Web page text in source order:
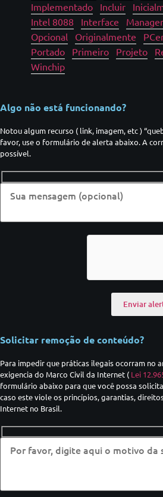
Implementado
Incluir
Intel 8088
Interface Manager
Opcional
Originalmente
Portado
Primeiro Projeto
Winchip
Algo não está funcionando?
Notou algum recurso ( link, imagem, etc )
favor, use o formulário de alerta abaixo. A
possível.
Solicitar remoção de conteúdo?
Para impedir que práticas ilegais ocorram no
exigencia do Marco Civil da Internet ( Lei
formulário abaixo para que você possa
caso este viole os princípios, garantias,
Internet no Brasil.